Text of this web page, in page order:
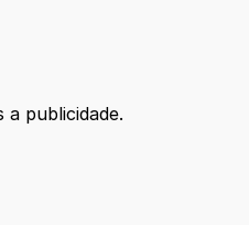
a publicidade.